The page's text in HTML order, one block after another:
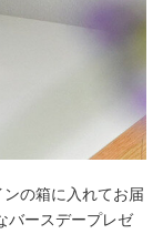
の箱に入れてお届
バースデープレゼ